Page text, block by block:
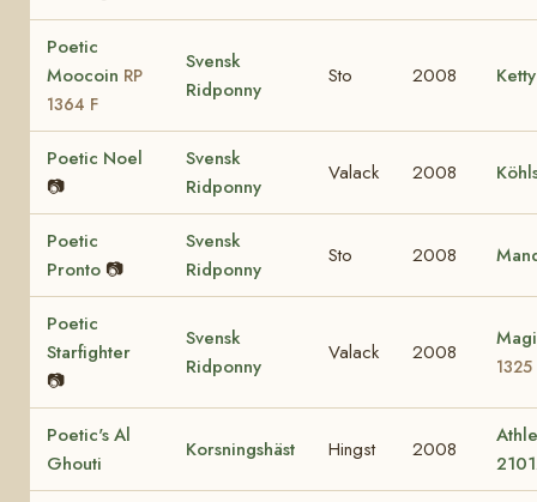
Poetic
Moocoin RP
1364 F
Svensk
Ridponny
Sto 2008 Ketty
Poetic Noel
📷
Svensk
Ridponny
Valack 2008
Poetic
Pronto 📷
Svensk
Ridponny
Sto 2008
Poetic
Starfighter
📷
Svensk
Ridponny
Valack 2008
1325
Poetic's Al
Ghouti
Korsningshäst Hingst 2008